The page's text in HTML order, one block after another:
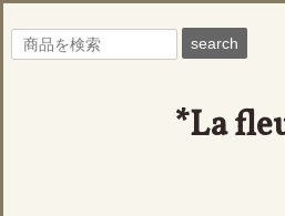
search
*La